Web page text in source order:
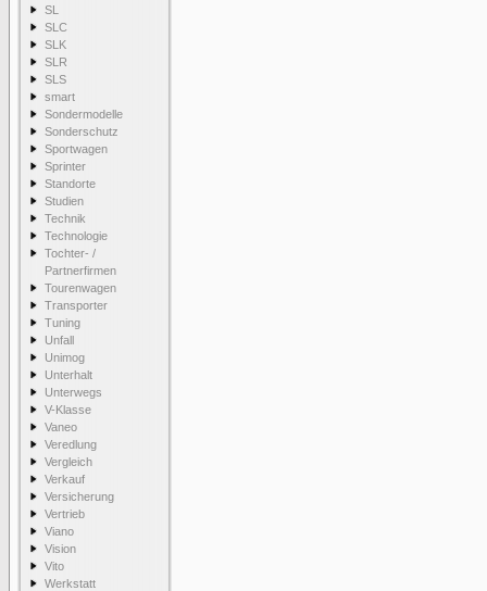
SL
SLC
SLK
SLR
SLS
smart
Sondermodelle
Sonderschutz
Sportwagen
Sprinter
Standorte
Studien
Technik
Technologie
Tochter- /
Partnerfirmen
Tourenwagen
Transporter
Tuning
Unfall
Unimog
Unterhalt
Unterwegs
V-Klasse
Vaneo
Veredlung
Vergleich
Verkauf
Versicherung
Vertrieb
Viano
Vision
Vito
Werkstatt